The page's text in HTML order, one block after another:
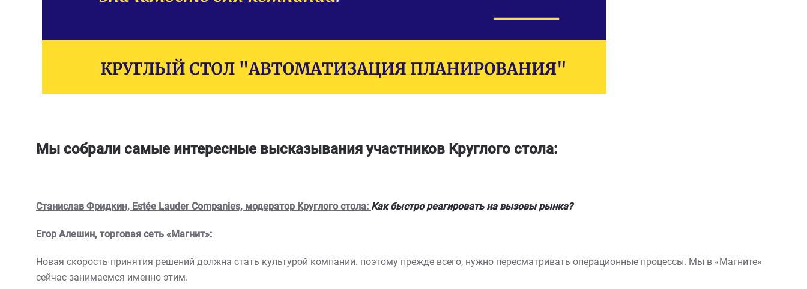
Мы собрали самые интересные высказывания участников Круглого стола:
Станислав Фридкин, Estée Lauder Companies, модератор Круглого стола: Как быстро реагировать на вызовы рынка?
Егор Алешин, торговая сеть «Магнит»:
Новая скорость принятия решений должна стать культурой компании. поэтому прежде всего, нужно пересматривать операционные процессы. Мы в «Магните»
сейчас занимаемся именно этим.